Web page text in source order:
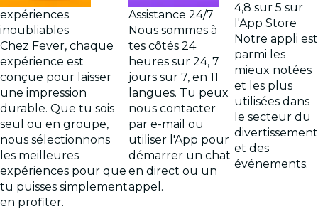
expériences
inoubliables
Chez Fever, chaque
expérience est
conçue pour laisser
une impression
durable. Que tu sois
seul ou en groupe,
nous sélectionnons
les meilleures
expériences pour que
tu puisses simplement
en profiter.
Assistance 24/7
Nous sommes à
tes côtés 24
heures sur 24, 7
jours sur 7, en 11
langues. Tu peux
nous contacter
par e-mail ou
utiliser l'App pour
démarrer un chat
en direct ou un
appel.
4,8 sur 5 sur
l'App Store
Notre appli est
parmi les
mieux notées
et les plus
utilisées dans
le secteur du
divertissement
et des
événements.